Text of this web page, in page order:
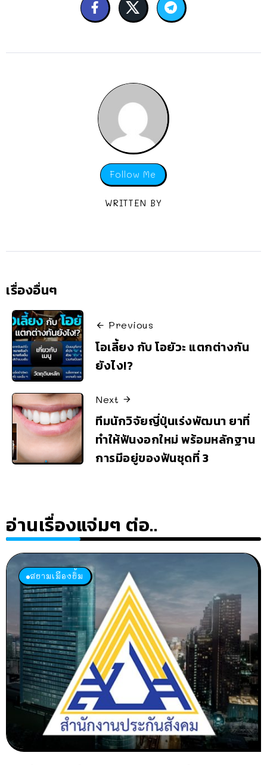
Follow Me
WRITTEN BY
เรื่องอื่นๆ
Previous
โอเลี้ยง กับ โอยัวะ แตกต่างกัน
ยังไง!?
Next
ทีมนักวิจัยญี่ปุ่นเร่งพัฒนา ยาที่
ทำให้ฟันงอกใหม่ พร้อมหลักฐาน
การมีอยู่ของฟันชุดที่ 3
อ่านเรื่องแจ่มๆ ต่อ..
สยามเมืองยิ้ม